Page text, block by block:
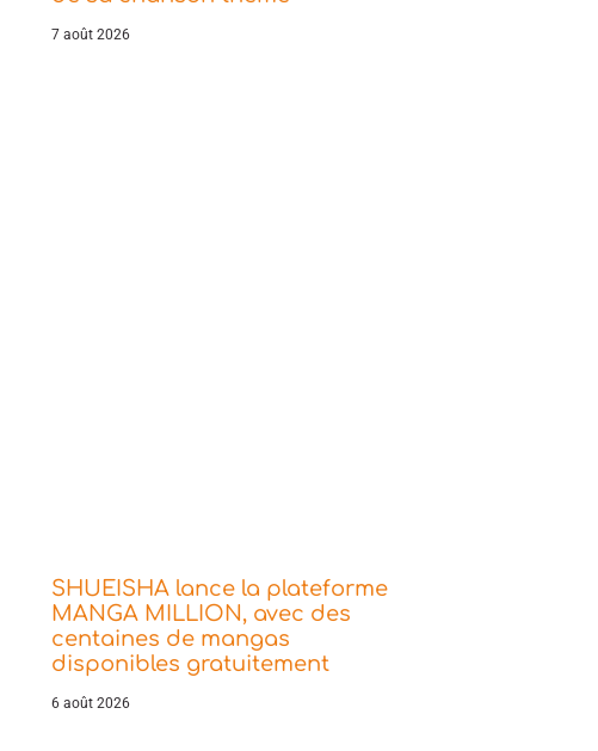
7 août 2026
SHUEISHA lance la plateforme
MANGA MILLION, avec des
centaines de mangas
disponibles gratuitement
6 août 2026